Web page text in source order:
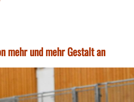
mehr und mehr Gestalt an